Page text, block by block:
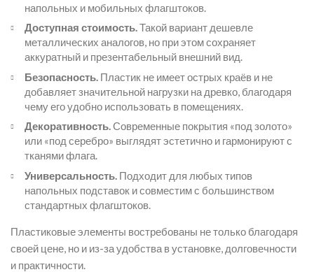
напольных и мобильных флагштоков.
Доступная стоимость.Такой вариант дешевле
металлических аналогов, но при этом сохраняет
аккуратный и презентабельный внешний вид.
Безопасность. Пластик не имеет острых краёв и не
добавляет значительной нагрузки на древко, благодаря
чему его удобно использовать в помещениях.
Декоративность.Современные покрытия «под золото»
или «под серебро» выглядят эстетично и гармонируют с
тканями флага.
Универсальность. Подходит для любых типов
напольных подставок и совместим с большинством
стандартных флагштоков.
Пластиковые элементы востребованы не только благодаря
своей цене, но и из-за удобства в установке, долговечности
и практичности.